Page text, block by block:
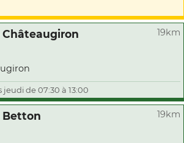
Châteaugiron 19km
jeudi de 07:30 à 13:00
Betton 19km